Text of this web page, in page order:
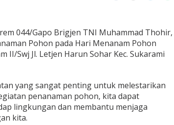
044/Gapo Brigjen TNI Muhammad Thohir,
Pohon pada Hari Menanam Pohon
II/Swj Jl. Letjen Harun Sohar Kec. Sukarami
yang sangat penting untuk melestarikan
penanaman pohon, kita dapat
lingkungan dan membantu menjaga
kita.